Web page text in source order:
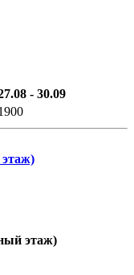
- 30.09
этаж)